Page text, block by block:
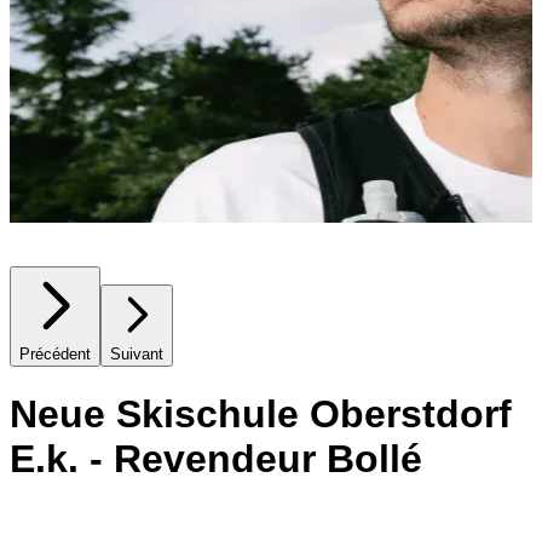
Précédent Suivant
Neue Skischule Oberstdorf
E.k. - Revendeur Bollé